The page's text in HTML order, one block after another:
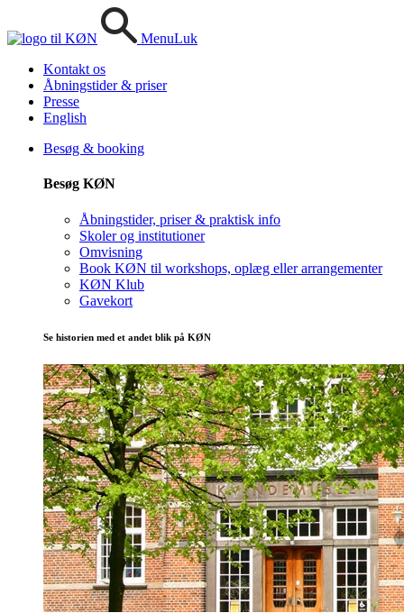
MenuLuk
Kontakt os
Åbningstider & priser
Presse
English
Besøg & booking
Besøg KØN
Åbningstider, priser & praktisk info
Skoler og institutioner
Omvisning
Book KØN til workshops, oplæg eller arrangementer
KØN Klub
Gavekort
Se historien med et andet blik på KØN